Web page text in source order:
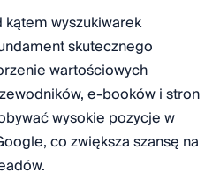
wyszukiwarek
skutecznego
wartościowych
e-booków i stron
wysokie pozycje w
co zwiększa szansę na